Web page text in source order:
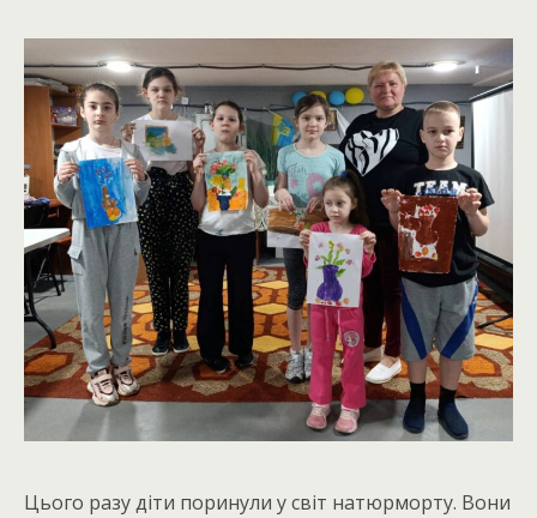
Цього разу діти поринули у світ натюрморту. Вони